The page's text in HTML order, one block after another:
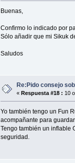
Buenas,
Confirmo lo indicado por
Sólo añadir que mi Sikuk
Saludos
Re:Pido consejo
« Respuesta #18 : 10
Yo también tengo un Fun
acompañante para
Tengo también un inflable
seguridad.